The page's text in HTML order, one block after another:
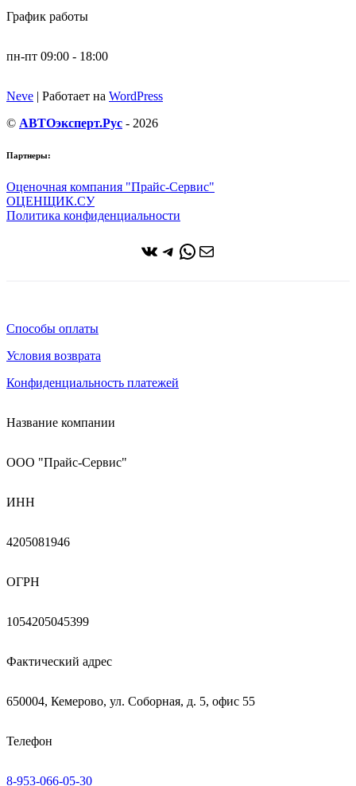
График работы
пн-пт 09:00 - 18:00
Neve | Работает на WordPress
© АВТОэксперт.Рус - 2026
Партнеры:
Оценочная компания "Прайс-Сервис"
ОЦЕНЩИК.СУ
Политика конфиденциальности
ВКонтакте
Telegram
WhatsApp
Почта
Способы оплаты
Условия возврата
Конфиденциальность платежей
Название компании
ООО "Прайс-Сервис"
ИНН
4205081946
ОГРН
1054205045399
Фактический адрес
650004, Кемерово, ул. Соборная, д. 5, офис 55
Телефон
8-953-066-05-30